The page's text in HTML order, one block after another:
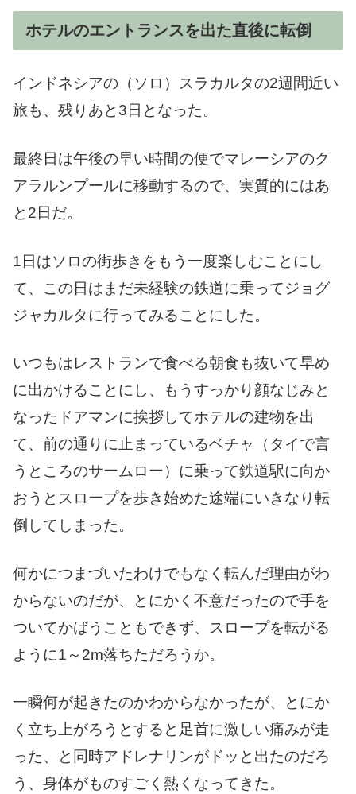
ホテルのエントランスを出た直後に転倒
インドネシアの（ソロ）スラカルタの2週間近い
旅も、残りあと3日となった。
最終日は午後の早い時間の便でマレーシアのク
アラルンプールに移動するので、実質的にはあ
と2日だ。
1日はソロの街歩きをもう一度楽しむことにし
て、この日はまだ未経験の鉄道に乗ってジョグ
ジャカルタに行ってみることにした。
いつもはレストランで食べる朝食も抜いて早め
に出かけることにし、もうすっかり顔なじみと
なったドアマンに挨拶してホテルの建物を出
て、前の通りに止まっているベチャ（タイで言
うところのサームロー）に乗って鉄道駅に向か
おうとスロープを歩き始めた途端にいきなり転
倒してしまった。
何かにつまづいたわけでもなく転んだ理由がわ
からないのだが、とにかく不意だったので手を
ついてかばうこともできず、スロープを転がる
ように1～2m落ちただろうか。
一瞬何が起きたのかわからなかったが、とにか
く立ち上がろうとすると足首に激しい痛みが走
った、と同時アドレナリンがドッと出たのだろ
う、身体がものすごく熱くなってきた。